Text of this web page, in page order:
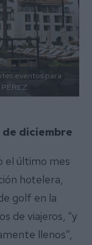
eventos para
PÉREZ.
diciembre
el último mes
hotelera,
golf en la
de viajeros, “y
llenos”,